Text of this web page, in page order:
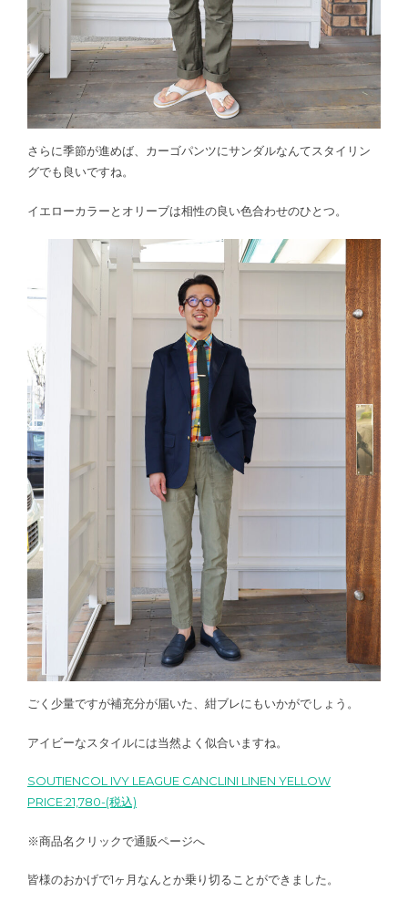
さらに季節が進めば、カーゴパンツにサンダルなんてスタイリン
グでも良いですね。
イエローカラーとオリーブは相性の良い色合わせのひとつ。
ごく少量ですが補充分が届いた、紺ブレにもいかがでしょう。
アイビーなスタイルには当然よく似合いますね。
SOUTIENCOL IVY LEAGUE CANCLINI LINEN YELLOW
PRICE:21,780-(税込)
※商品名クリックで通販ページへ
皆様のおかげで1ヶ月なんとか乗り切ることができました。